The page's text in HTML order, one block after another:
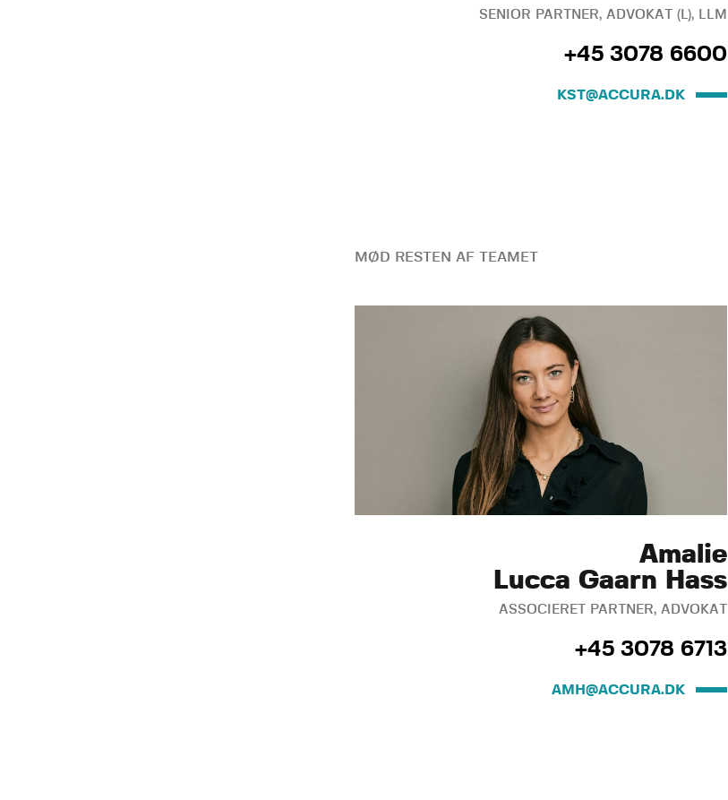
SENIOR PARTNER, ADVOKAT (L), LLM
+45 3078 6600
KST@ACCURA.DK
MØD RESTEN AF TEAMET
Amalie
Lucca Gaarn Hass
ASSOCIERET PARTNER, ADVOKAT
+45 3078 6713
AMH@ACCURA.DK